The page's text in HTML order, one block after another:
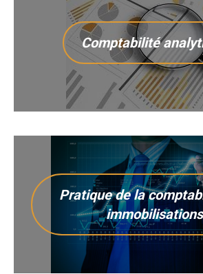
Comptabilité
Pratique de la
immobilisations